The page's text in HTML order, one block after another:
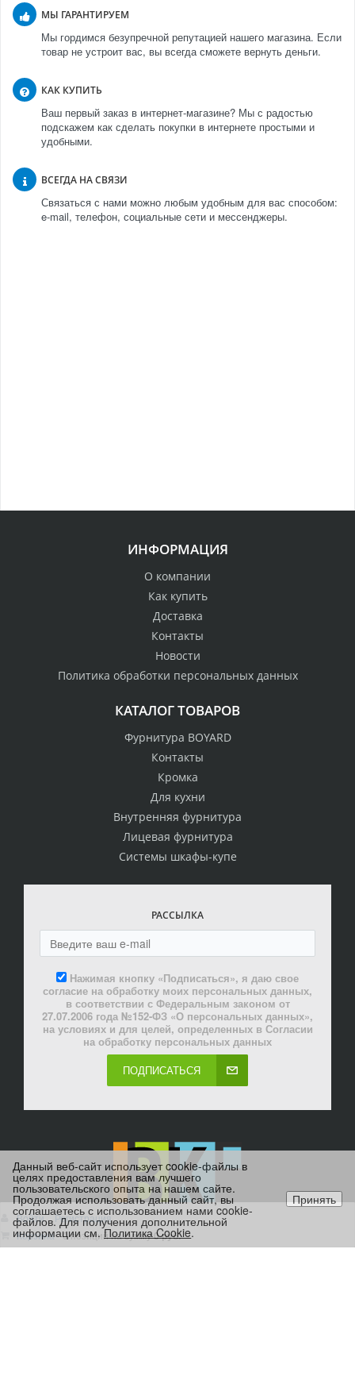
МЫ ГАРАНТИРУЕМ
Мы гордимся безупречной репутацией нашего магазина. Если
товар не устроит вас, вы всегда сможете вернуть деньги.
КАК КУПИТЬ
Ваш первый заказ в интернет-магазине? Мы с радостью
подскажем как сделать покупки в интернете простыми и
удобными.
ВСЕГДА НА СВЯЗИ
Связаться с нами можно любым удобным для вас способом:
e-mail, телефон, социальные сети и мессенджеры.
ИНФОРМАЦИЯ
О компании
Как купить
Доставка
Контакты
Новости
Политика обработки персональных данных
КАТАЛОГ ТОВАРОВ
Фурнитура BOYARD
Контакты
Кромка
Для кухни
Внутренняя фурнитура
Лицевая фурнитура
Системы шкафы-купе
РАССЫЛКА
Нажимая кнопку «Подписаться», я даю свое
согласие на обработку моих персональных данных,
в соответствии с Федеральным законом от
27.07.2006 года №152-ФЗ «О персональных данных»,
на условиях и для целей, определенных в Согласии
на обработку персональных данных
ПОДПИСАТЬСЯ
Войти Регистрация
Корзина 0 позицийна сумму0 руб.
Данный веб-сайт использует cookie-файлы в
целях предоставления вам лучшего
пользовательского опыта на нашем сайте.
Продолжая использовать данный сайт, вы
соглашаетесь с использованием нами cookie-
файлов. Для получения дополнительной
информации см.Политика Cookie.
Принять